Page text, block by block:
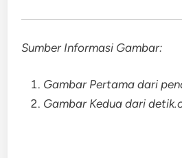
Sumber Informasi Gambar:
Gambar Pertama dari
Gambar Kedua dari